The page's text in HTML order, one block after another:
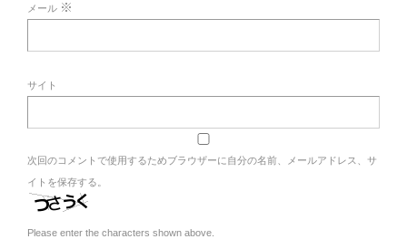
メール ※
サイト
次回のコメントで使用するためブラウザーに自分の名前、メールアドレス、サ
イトを保存する。
Please enter the characters shown above.